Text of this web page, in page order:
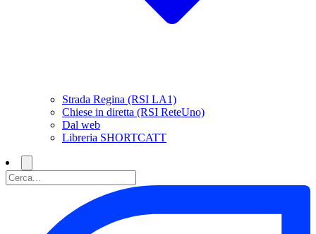
Strada Regina (RSI LA1)
Chiese in diretta (RSI ReteUno)
Dal web
Libreria SHORTCATT